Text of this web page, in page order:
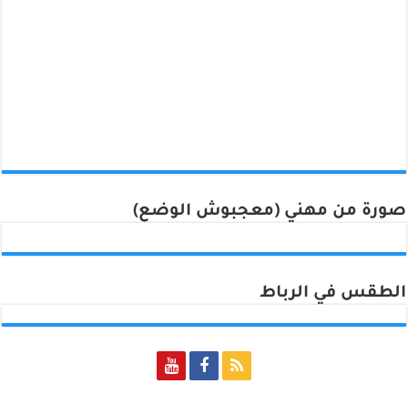
صورة من مهني (معجبوش الوضع)
الطقس في الرباط
Rabat, Morocco